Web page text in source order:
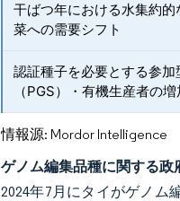
干ばつ年における水集約
菜への需要シフト
認証種子を必要とする参加
（PGS）・有機生産者の増
情報源: Mordor Intelligence
ゲノム編集品種に関する政
2024年7月にタイがゲノム